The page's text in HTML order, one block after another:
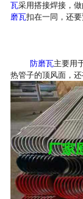
瓦采用搭接焊接，
磨瓦扣在一同，还
防磨瓦主要用
热管子的顶风面，